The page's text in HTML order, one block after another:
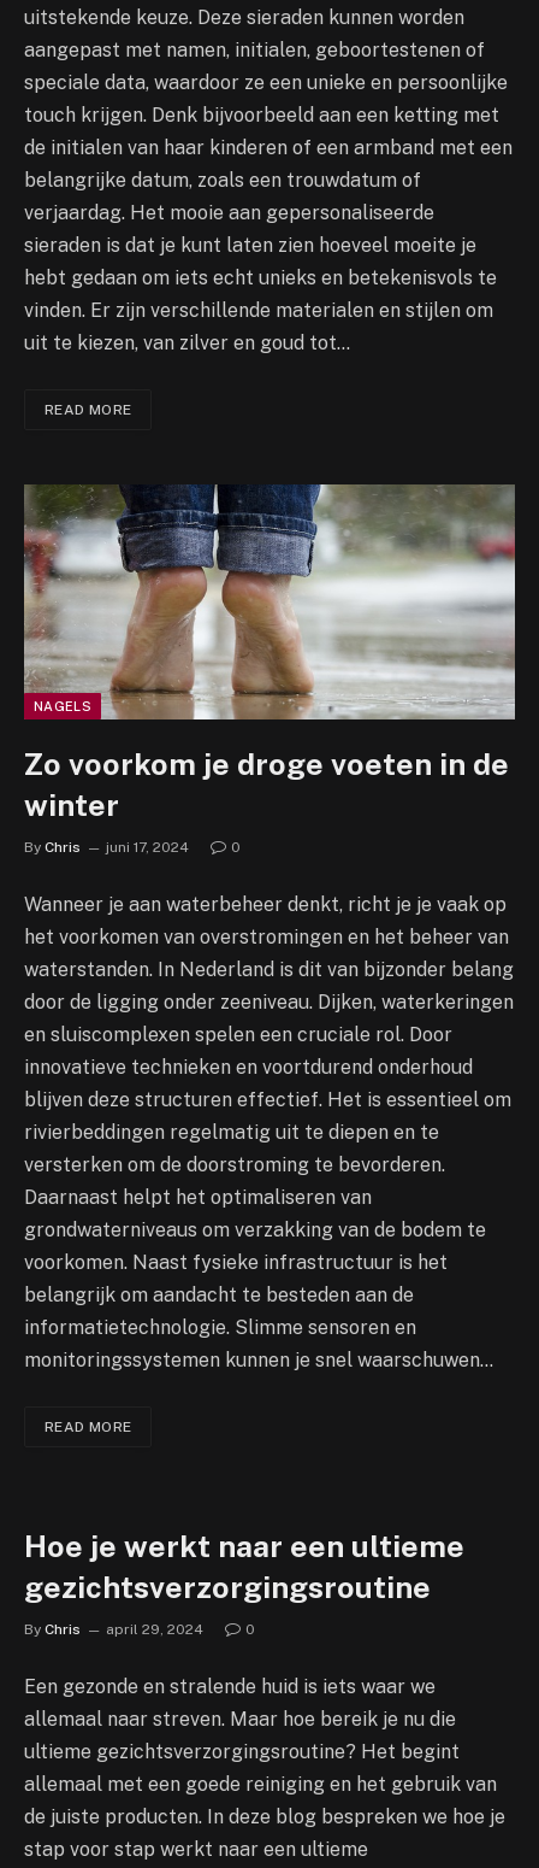
uitstekende keuze. Deze sieraden kunnen worden
aangepast met namen, initialen, geboortestenen of
speciale data, waardoor ze een unieke en persoonlijke
touch krijgen. Denk bijvoorbeeld aan een ketting met
de initialen van haar kinderen of een armband met een
belangrijke datum, zoals een trouwdatum of
verjaardag. Het mooie aan gepersonaliseerde
sieraden is dat je kunt laten zien hoeveel moeite je
hebt gedaan om iets echt unieks en betekenisvols te
vinden. Er zijn verschillende materialen en stijlen om
uit te kiezen, van zilver en goud tot…
READ MORE
NAGELS
Zo voorkom je droge voeten in de
winter
By Chris juni 17, 2024 0
Wanneer je aan waterbeheer denkt, richt je je vaak op
het voorkomen van overstromingen en het beheer van
waterstanden. In Nederland is dit van bijzonder belang
door de ligging onder zeeniveau. Dijken, waterkeringen
en sluiscomplexen spelen een cruciale rol. Door
innovatieve technieken en voortdurend onderhoud
blijven deze structuren effectief. Het is essentieel om
rivierbeddingen regelmatig uit te diepen en te
versterken om de doorstroming te bevorderen.
Daarnaast helpt het optimaliseren van
grondwaterniveaus om verzakking van de bodem te
voorkomen. Naast fysieke infrastructuur is het
belangrijk om aandacht te besteden aan de
informatietechnologie. Slimme sensoren en
monitoringssystemen kunnen je snel waarschuwen…
READ MORE
Hoe je werkt naar een ultieme
gezichtsverzorgingsroutine
By Chris april 29, 2024 0
Een gezonde en stralende huid is iets waar we
allemaal naar streven. Maar hoe bereik je nu die
ultieme gezichtsverzorgingsroutine? Het begint
allemaal met een goede reiniging en het gebruik van
de juiste producten. In deze blog bespreken we hoe je
stap voor stap werkt naar een ultieme